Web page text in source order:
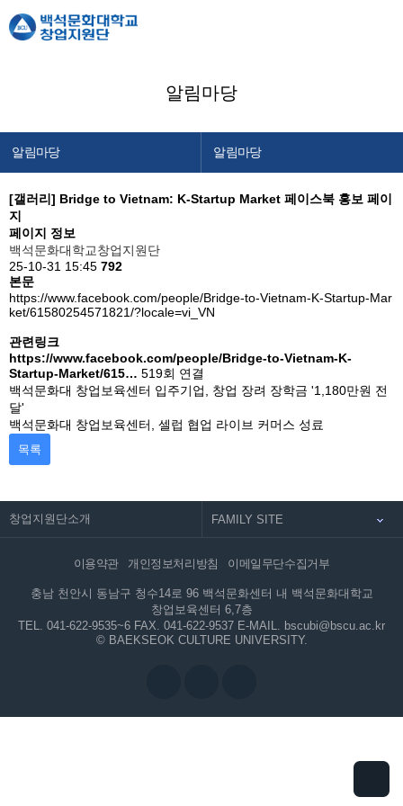
알림마당
알림마당
창업교육센터
창업보육센터
백석메이커스
공간/장비 예약
알림마당
이용안내
알림마당
[갤러리] Bridge to Vietnam: K-Startup Market 페이스북 홍보 페이
지
페이지 정보
백석문화대학교창업지원단
25-10-31 15:45 792
본문
https://www.facebook.com/people/Bridge-to-Vietnam-K-Startup-Mar
ket/61580254571821/?locale=vi_VN
관련링크
https://www.facebook.com/people/Bridge-to-Vietnam-K-
Startup-Market/615… 519회 연결
백석문화대 창업보육센터 입주기업, 창업 장려 장학금 '1,180만원 전
달'
백석문화대 창업보육센터, 셀럽 협업 라이브 커머스 성료
목록
창업지원단소개
이용약관 개인정보처리방침 이메일무단수집거부
충남 천안시 동남구 청수14로 96 백석문화센터 내 백석문화대학교
창업보육센터 6,7층
TEL. 041-622-9535~6 FAX. 041-622-9537 E-MAIL. bscubi@bscu.ac.kr
© BAEKSEOK CULTURE UNIVERSITY.